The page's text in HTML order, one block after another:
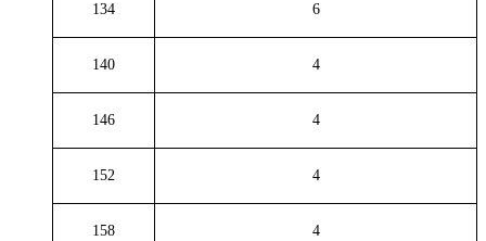
134 6
140 4
146 4
152 4
158 4